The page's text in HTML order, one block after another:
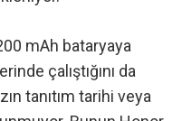
mAh bataryaya
çalıştığını da
tanıtım tarihi veya